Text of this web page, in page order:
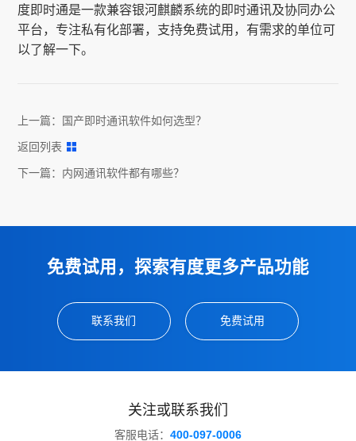
度即时通是一款兼容银河麒麟系统的即时通讯及协同办公
平台，专注私有化部署，支持免费试用，有需求的单位可
以了解一下。
上一篇： 国产即时通讯软件如何选型？
返回列表
下一篇： 内网通讯软件都有哪些？
免费试用，探索有度更多产品功能
联系我们 免费试用
关注或联系我们
客服电话： 400-097-0006